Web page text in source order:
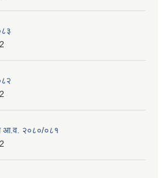
आ.व. २०८०/०८१